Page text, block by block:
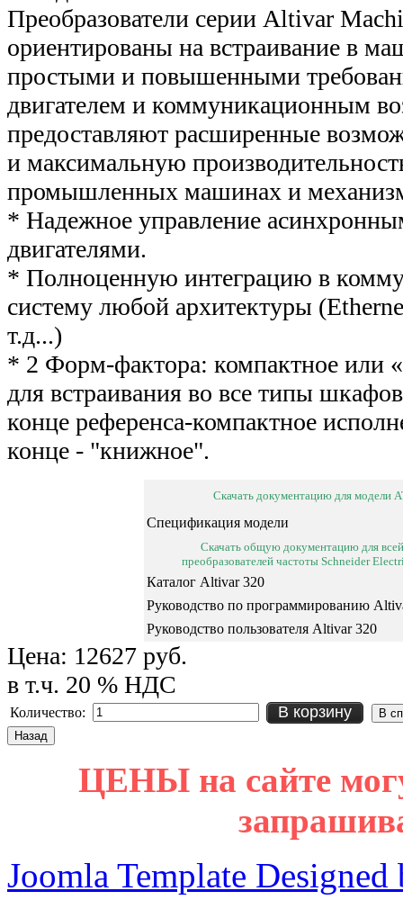
Преобразователи серии Altivar
ориентированы на встраивание в
простыми и повышенными
двигателем и коммуникационным
предоставляют расширенные
и максимальную
промышленных машинах и
* Надежное управление
двигателями.
* Полноценную интеграцию в
систему любой архитектуры
т.д...)
* 2 Форм-фактора: компактное или
для встраивания во все типы
конце референса-компактное
конце - "книжное".
Скачать документацию для модели
Спецификация модели
Скачать общую документацию для
преобразователей частоты Schneider
Каталог Altivar 320
Руководство по программированию
Руководство пользователя Altivar 320
Цена: 12627 руб.
в т.ч. 20 % НДС
Количество: В корзину
ЦЕНЫ на сайте
Joomla Template Designed